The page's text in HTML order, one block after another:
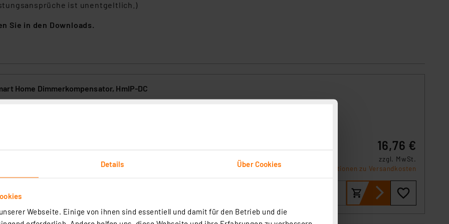
Details Über Cookies
Webseite. Einige von ihnen sind essentiell und damit für den Betrieb und die
ist unentgeltlich.)
Sie in den Downloads.
Home Dimmerkompensator, HmIP-DC
für eine ruhige Lichtstimmung.
16,76 €
zzgl. MwSt.
Informationen zu Versandkosten